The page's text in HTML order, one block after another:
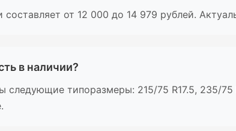
составляет от 12 000 до 14 979 рублей.
в наличии?
следующие типоразмеры: 215/75 R17.5, 235/